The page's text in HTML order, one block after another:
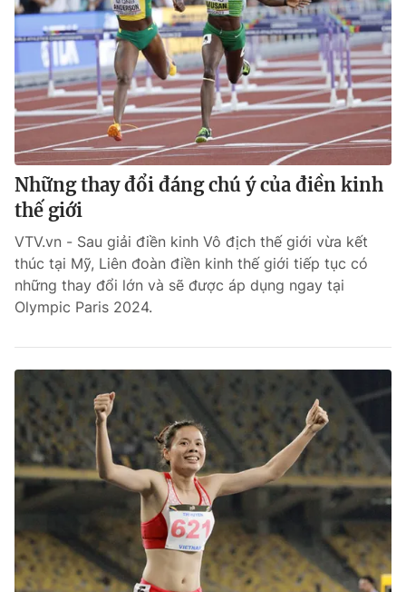
Những thay đổi đáng chú ý của điền kinh
thế giới
VTV.vn - Sau giải điền kinh Vô địch thế giới vừa kết
thúc tại Mỹ, Liên đoàn điền kinh thế giới tiếp tục có
những thay đổi lớn và sẽ được áp dụng ngay tại
Olympic Paris 2024.